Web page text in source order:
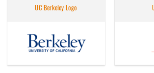
UC Berkeley Logo